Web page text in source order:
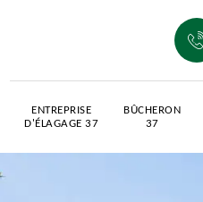
ENTREPRISE
D'ÉLAGAGE 37
BÛCHERON
37